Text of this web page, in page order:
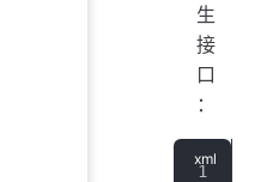
生
接
口
：